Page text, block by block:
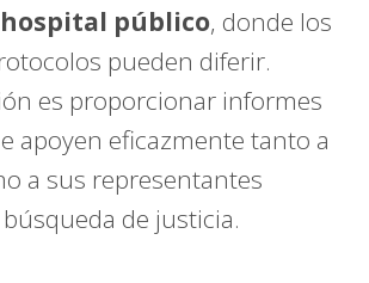
público, donde los
pueden diferir.
es proporcionar informes
apoyen eficazmente tanto a
a sus representantes
de justicia.